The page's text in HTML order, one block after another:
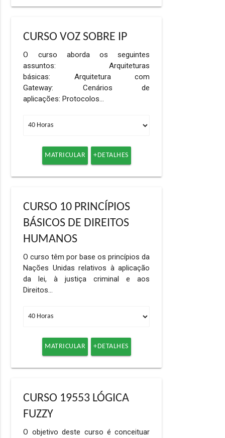
CURSO VOZ SOBRE IP
O curso aborda os seguintes
assuntos: Arquiteturas
básicas: Arquitetura com
Gateway: Cenários de
aplicações: Protocolos…
MATRICULAR +DETALHES
CURSO 10 PRINCÍPIOS
BÁSICOS DE DIREITOS
HUMANOS
O curso têm por base os princípios da
Nações Unidas relativos à aplicação
da lei, à justiça criminal e aos
Direitos…
MATRICULAR +DETALHES
CURSO 19553 LÓGICA
FUZZY
O objetivo deste curso é conceituar